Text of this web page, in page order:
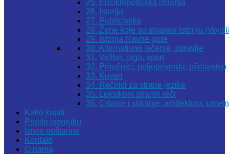
25. Enciklopedijska izdanja
26. Istorija
27. Publicistika
28. Žene koje su stvarale istoriju
29. Istorija Ravne gore
30. Alternativno lečenje, zdravlje
31. Vežbe, joga, sport
32. Priručnici, poljoprivreda, pčelarstvo
33. Kuvari
34. Rečnici za strane jezike
35. Leksikoni stranih reči
36. Crtanje i slikanje, arhitektura,
Kako kupiti
Pratite isporuku
Iznos poštarine
Kontakt
O nama